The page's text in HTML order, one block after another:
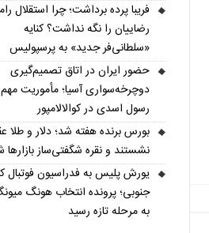
فریبا پرده برداشت؛ چرا استقلال
رضاییان را نگه نداشت؟ کنایه
«سلطانی‌فر جدید» به پرسپولیس
حضور ایران در اتاق تصمیم‌گیری
دوچرخه‌سواری آسیا؛ مأموریت مهم
رسول اسدی در کوالالامپور
بورس برنده هفته شد؛ دلار و طلا
نشستند و نقره شگفتی‌ساز بازارها
یورش پلیس به فدراسیون فوتبال
جنوبی؛ پرونده انتخاب هونگ
به مرحله تازه رسید